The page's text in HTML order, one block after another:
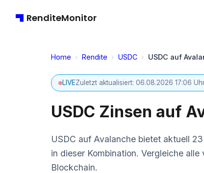
RenditeMonitor
Home › Rendite › USDC › USDC auf
LIVEZuletzt aktualisiert: 06.08.2026 17:06
USDC Zinsen auf
USDC auf Avalanche bietet aktuell
in dieser Kombination. Vergleiche
Blockchain.